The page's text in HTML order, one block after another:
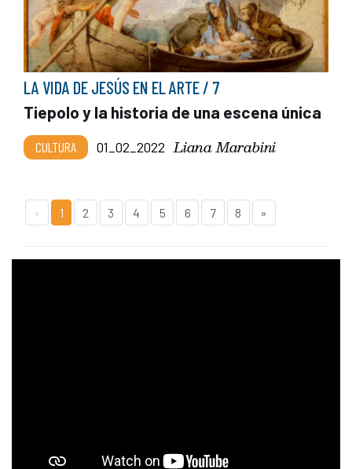
LA VIDA DE JESÚS EN EL ARTE / 7
Tiepolo y la historia de una escena única
CULTURA 01_02_2022 Liana Marabini
« 1 2 3 4 5 6 7 8 »